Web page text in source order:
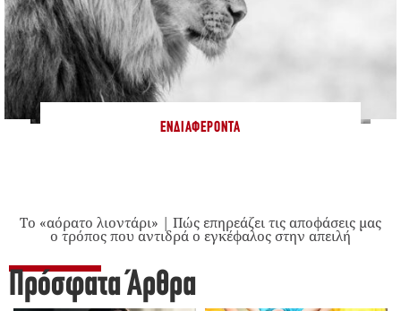
ΕΝΔΙΑΦΈΡΟΝΤΑ
Το «αόρατο λιοντάρι» | Πώς επηρεάζει τις αποφάσεις μας
ο τρόπος που αντιδρά ο εγκέφαλος στην απειλή
Πρόσφατα Άρθρα